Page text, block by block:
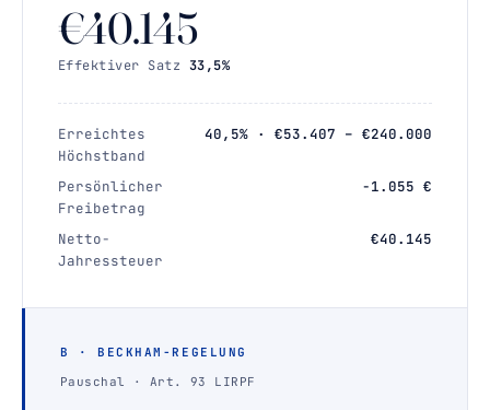
€40.145
Effektiver Satz 33,5%
Erreichtes
Höchstband
40,5% · €53.407 – €240.000
Persönlicher
Freibetrag
−1.055 €
Netto-
Jahressteuer
€40.145
B · BECKHAM-REGELUNG
Pauschal · Art. 93 LIRPF